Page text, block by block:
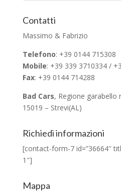
Contatti
Massimo & Fabrizio
Telefono: +39 0144 715308
Mobile: +39 339 3710334 /
Fax: +39 0144 714288
Bad Cars, Regione garabello
15019 – Strevi(AL)
Richiedi informazioni
[contact-form-7 id=”36664″
1″]
Mappa